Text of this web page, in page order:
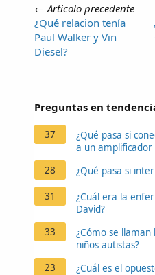
← Articolo precedente
¿Qué relacion tenía
Paul Walker y Vin
Diesel?
Preguntas en
37
¿Qué pasa si
a un amplificador
28
¿Qué pasa si
31
¿Cuál era la
David?
33
¿Cómo se llaman
niños autistas?
23
¿Cuál es el